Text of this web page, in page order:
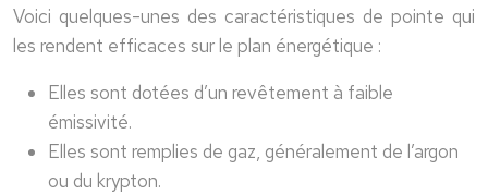
Voici quelques-unes des caractéristiques de pointe qui
les rendent efficaces sur le plan énergétique :
Elles sont dotées d’un revêtement à faible
émissivité.
Elles sont remplies de gaz, généralement de l’argon
ou du krypton.